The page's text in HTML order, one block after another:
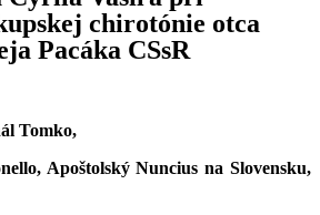
chirotónie otca
Pacáka CSsR
Tomko,
Apoštolský Nuncius na Slovensku,